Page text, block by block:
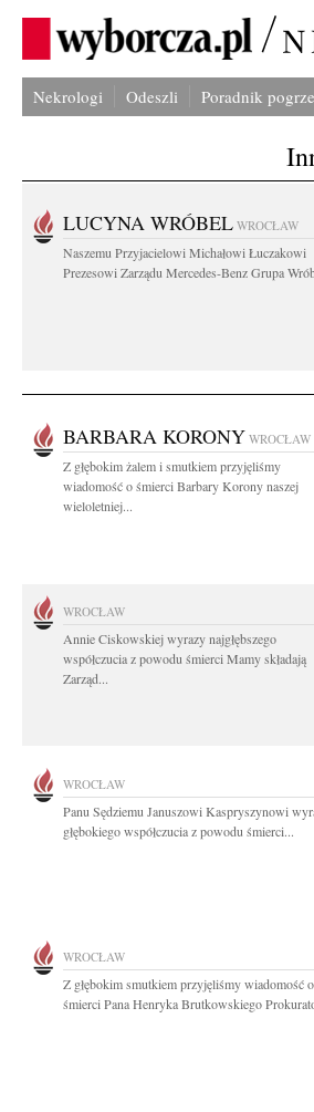
Nekrologi Odeszli Poradnik
LUCYNA WRÓBEL WROCŁAW
Naszemu Przyjacielowi Michałowi Łuczakowi
Prezesowi Zarządu Mercedes-Benz Grupa
BARBARA KORONY WROCŁAW
Z głębokim żalem i smutkiem przyjęliśmy
wiadomość o śmierci Barbary Korony naszej
wieloletniej...
WROCŁAW
Annie Ciskowskiej wyrazy najgłębszego
współczucia z powodu śmierci Mamy składają
Zarząd...
WROCŁAW
Panu Sędziemu Januszowi Kaspryszynowi
głębokiego współczucia z powodu śmierci...
WROCŁAW
Z głębokim smutkiem przyjęliśmy wiadomość o
śmierci Pana Henryka Brutkowskiego